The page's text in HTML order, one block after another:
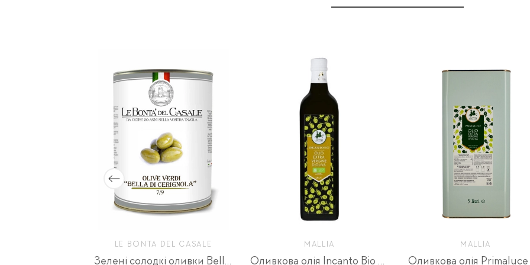
LE BONTA DEL CASALE
Зелені солодкі оливки Bella di Cerignola
MALLIA
Оливкова олія Incanto Bio 0,1л
MALLIA
Оливкова олія Primaluce